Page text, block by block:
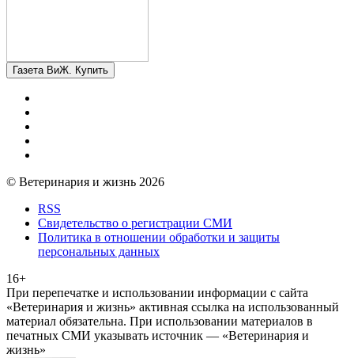
Газета ВиЖ. Купить
© Ветеринария и жизнь 2026
RSS
Свидетельство о регистрации СМИ
Политика в отношении обработки и защиты
персональных данных
16+
При перепечатке и использовании информации с сайта
«Ветеринария и жизнь» активная ссылка на использованный
материал обязательна. При использовании материалов в
печатных СМИ указывать источник — «Ветеринария и
жизнь»